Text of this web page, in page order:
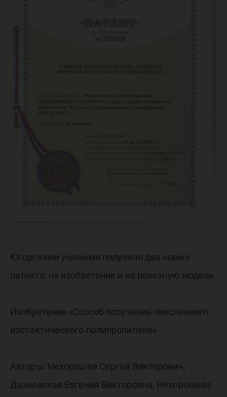
Югорскими учеными получено два новых
патента: на изобретение и на полезную модель.
Изобретение «Способ получения окисленного
изотактического полипропилена»
Авторы: Нехорошев Сергей Викторович,
Дахновская Евгения Викторовна, Нехорошева